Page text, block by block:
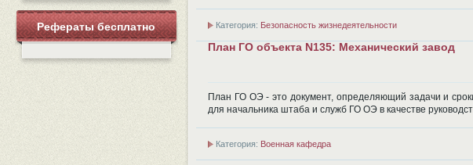
Рефераты бесплатно Категория: Безопасность жизнедеятельности
План ГО объекта N135: Механический завод
План ГО ОЭ - это документ, определяющий задачи и
для начальника штаба и служб ГО ОЭ в качестве
Категория: Военная кафедра